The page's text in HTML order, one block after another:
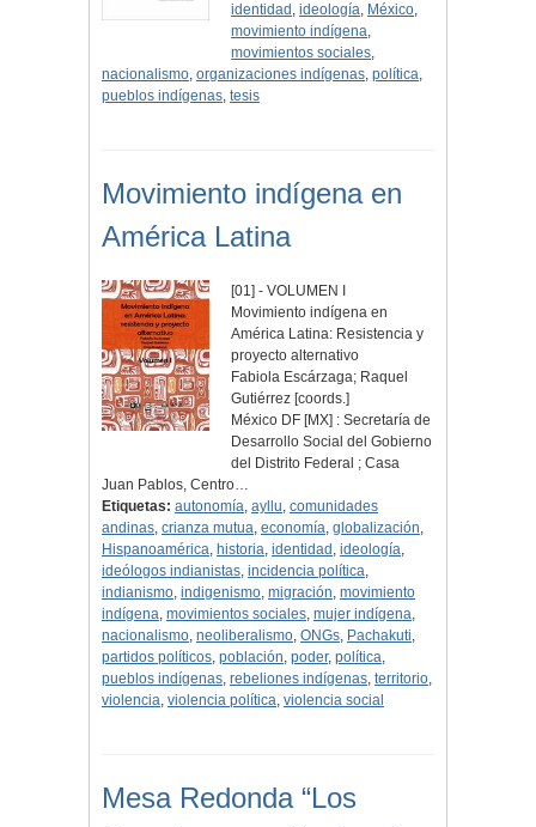
identidad ,ideología, México,
movimiento indígena,
movimientos sociales,
nacionalismo, organizaciones indígenas, política,
pueblos indígenas, tesis
Movimiento indígena en
América Latina
[01] - VOLUMEN I
Movimiento indígena en
América Latina: Resistencia y
proyecto alternativo
Fabiola Escárzaga; Raquel
Gutiérrez [coords.]
México DF [MX] : Secretaría de
Desarrollo Social del Gobierno
del Distrito Federal ; Casa
Juan Pablos, Centro…
Etiquetas: autonomía, ayllu, comunidades
andinas, crianza mutua, economía, globalización,
Hispanoamérica, historia, identidad , ideología,
ideólogos indianistas, incidencia política,
indianismo, indigenismo, migración, movimiento
indígena, movimientos sociales, mujer indígena,
nacionalismo, neoliberalismo, ONGs, Pachakuti,
partidos políticos, población, poder, política,
pueblos indígenas, rebeliones indígenas, territorio,
violencia, violencia política, violencia social
Mesa Redonda “Los